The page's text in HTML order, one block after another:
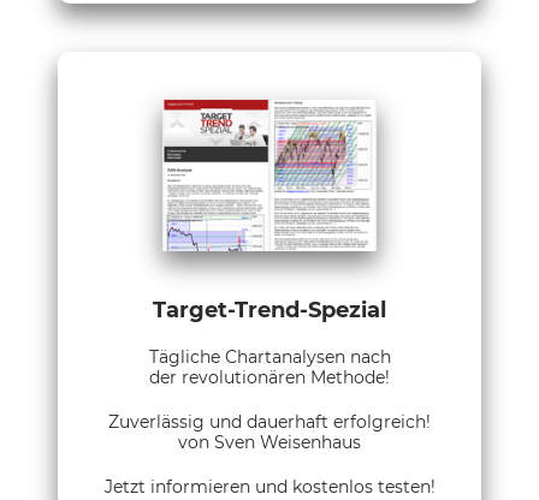
Target-Trend-Spezial
Tägliche Chartanalysen nach
der revolutionären Methode!
Zuverlässig und dauerhaft erfolgreich!
von Sven Weisenhaus
Jetzt informieren und kostenlos testen!